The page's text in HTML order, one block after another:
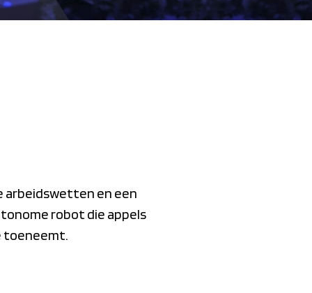
arbeidswetten en een
robot die appels
toeneemt.